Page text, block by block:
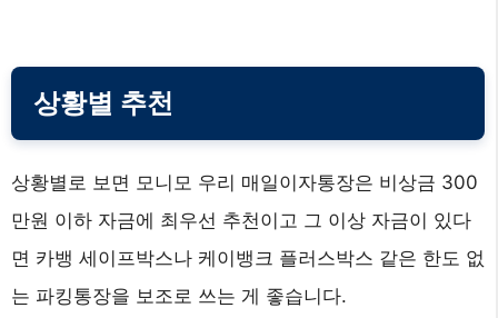
상황별 추천
상황별로 보면 모니모 우리 매일이자통장은 비상금 300
만원 이하 자금에 최우선 추천이고 그 이상 자금이 있다
면 카뱅 세이프박스나 케이뱅크 플러스박스 같은 한도 없
는 파킹통장을 보조로 쓰는 게 좋습니다.